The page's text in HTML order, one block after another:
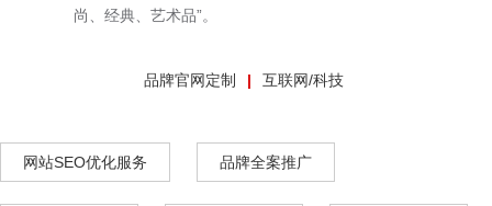
尚、经典、艺术品”。
品牌官网定制 互联网/科技
网站SEO优化服务 品牌全案推广